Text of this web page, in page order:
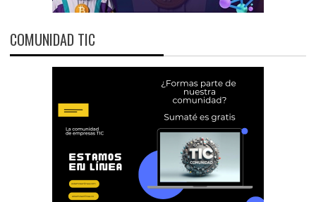
COMUNIDAD TIC